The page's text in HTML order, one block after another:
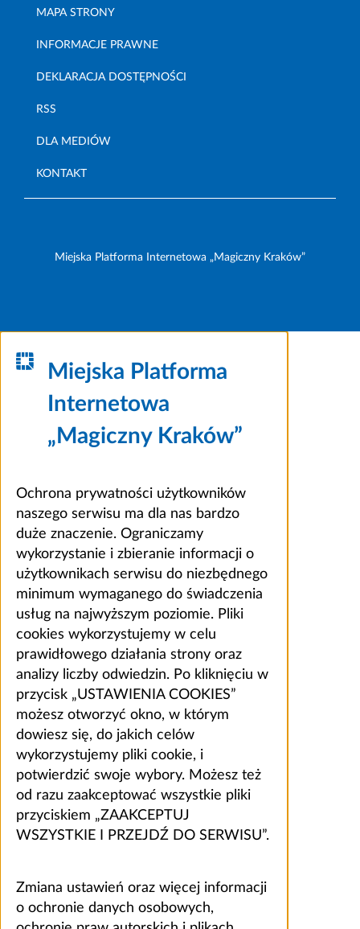
MAPA STRONY
INFORMACJE PRAWNE
DEKLARACJA DOSTĘPNOŚCI
RSS
DLA MEDIÓW
KONTAKT
Miejska Platforma Internetowa „Magiczny Kraków”
Miejska Platforma
Internetowa
„Magiczny Kraków”
Ochrona prywatności użytkowników
naszego serwisu ma dla nas bardzo
duże znaczenie. Ograniczamy
wykorzystanie i zbieranie informacji o
użytkownikach serwisu do niezbędnego
minimum wymaganego do świadczenia
usług na najwyższym poziomie. Pliki
cookies wykorzystujemy w celu
prawidłowego działania strony oraz
analizy liczby odwiedzin. Po kliknięciu w
przycisk „USTAWIENIA COOKIES”
możesz otworzyć okno, w którym
dowiesz się, do jakich celów
wykorzystujemy pliki cookie, i
potwierdzić swoje wybory. Możesz też
od razu zaakceptować wszystkie pliki
przyciskiem „ZAAKCEPTUJ
WSZYSTKIE I PRZEJDŹ DO SERWISU”.
Zmiana ustawień oraz więcej informacji
o ochronie danych osobowych,